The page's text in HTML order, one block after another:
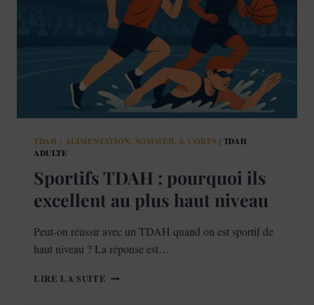
TDAH : ALIMENTATION, SOMMEIL & CORPS | TDAH
ADULTE
Sportifs TDAH : pourquoi ils
excellent au plus haut niveau
Peut-on réussir avec un TDAH quand on est sportif de
haut niveau ? La réponse est…
LIRE LA SUITE SPORTIFS